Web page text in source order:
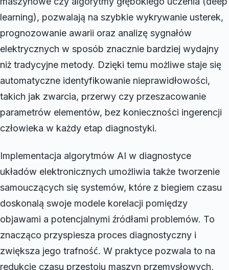
learning), pozwalają na szybkie wykrywanie usterek,
prognozowanie awarii oraz analizę sygnałów
elektrycznych w sposób znacznie bardziej wydajny
niż tradycyjne metody. Dzięki temu możliwe staje się
automatyczne identyfikowanie nieprawidłowości,
takich jak zwarcia, przerwy czy przeszacowanie
parametrów elementów, bez konieczności ingerencji
człowieka w każdy etap diagnostyki.
Implementacja algorytmów AI w diagnostyce
układów elektronicznych umożliwia także tworzenie
samouczących się systemów, które z biegiem czasu
doskonalą swoje modele korelacji pomiędzy
objawami a potencjalnymi źródłami problemów. To
znacząco przyspiesza proces diagnostyczny i
zwiększa jego trafność. W praktyce pozwala to na
redukcję czasu przestoju maszyn przemysłowych,